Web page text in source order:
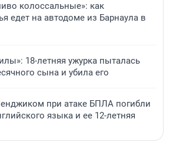
колоссальные»: как
едет на автодоме из Барнаула в
18-летняя ужурка пыталась
сына и убила его
при атаке БПЛА погибли
языка и ее 12-летняя